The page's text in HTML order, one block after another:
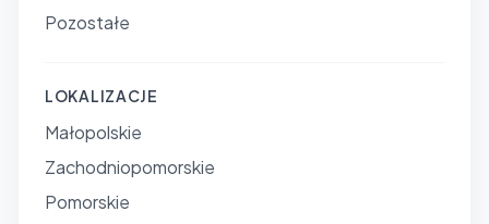
Pozostałe
LOKALIZACJE
Małopolskie
Zachodniopomorskie
Pomorskie